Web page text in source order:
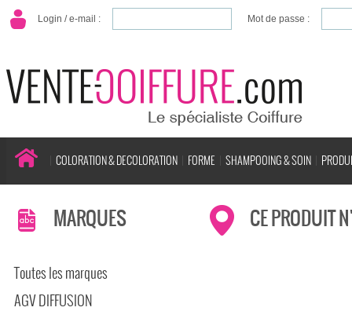
Login / e-mail : Mot de passe :
COLORATION & DECOLORATION FORME SHAMPOOING & SOIN
MARQUES
Toutes les marques
AGV DIFFUSION
CE PRODUIT